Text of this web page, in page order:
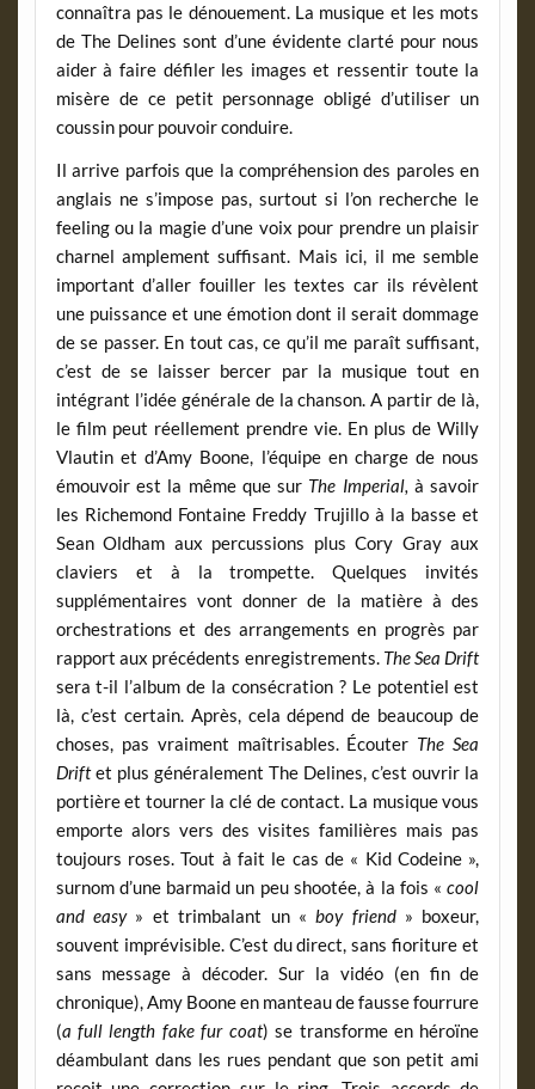
connaîtra pas le dénouement. La musique et les mots
de The Delines sont d’une évidente clarté pour nous
aider à faire défiler les images et ressentir toute la
misère de ce petit personnage obligé d’utiliser un
coussin pour pouvoir conduire.
Il arrive parfois que la compréhension des paroles en
anglais ne s’impose pas, surtout si l’on recherche le
feeling ou la magie d’une voix pour prendre un plaisir
charnel amplement suffisant. Mais ici, il me semble
important d’aller fouiller les textes car ils révèlent
une puissance et une émotion dont il serait dommage
de se passer. En tout cas, ce qu’il me paraît suffisant,
c’est de se laisser bercer par la musique tout en
intégrant l’idée générale de la chanson. A partir de là,
le film peut réellement prendre vie. En plus de Willy
Vlautin et d’Amy Boone, l’équipe en charge de nous
émouvoir est la même que sur The Imperial,à savoir
les Richemond Fontaine Freddy Trujillo à la basse et
Sean Oldham aux percussions plus Cory Gray aux
claviers et à la trompette. Quelques invités
supplémentaires vont donner de la matière à des
orchestrations et des arrangements en progrès par
rapport aux précédents enregistrements. The Sea Drift
sera t-il l’album de la consécration ? Le potentiel est
là, c’est certain. Après, cela dépend de beaucoup de
choses, pas vraiment maîtrisables. Écouter The Sea
Driftet plus généralement The Delines, c’est ouvrir la
portière et tourner la clé de contact. La musique vous
emporte alors vers des visites familières mais pas
toujours roses. Tout à fait le cas de « Kid Codeine »,
surnom d’une barmaid un peu shootée, à la fois «cool
and easy» et trimbalant un «boy friend» boxeur,
souvent imprévisible. C’est du direct, sans fioriture et
sans message à décoder. Sur la vidéo (en fin de
chronique), Amy Boone en manteau de fausse fourrure
(a full length fake fur coat) se transforme en héroïne
déambulant dans les rues pendant que son petit ami